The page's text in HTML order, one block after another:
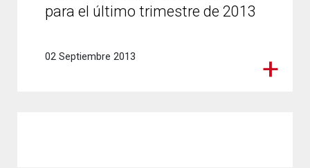
para el último trimestre de 2013
02 Septiembre 2013